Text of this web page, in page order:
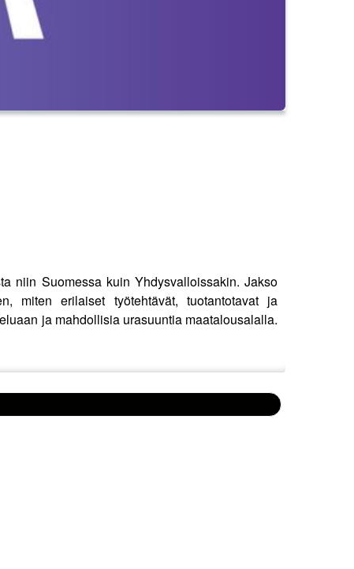
niin Suomessa kuin Yhdysvalloissakin. Jakso
miten erilaiset työtehtävät, tuotantotavat ja
ja mahdollisia urasuuntia maatalousalalla.